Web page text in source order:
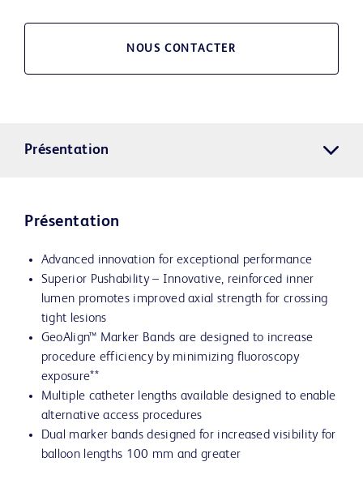
NOUS CONTACTER
Présentation
Présentation
Advanced innovation for exceptional performance
Superior Pushability – Innovative, reinforced inner
lumen promotes improved axial strength for crossing
tight lesions
GeoAlign™ Marker Bands are designed to increase
procedure efficiency by minimizing fluoroscopy
exposure**
Multiple catheter lengths available designed to enable
alternative access procedures
Dual marker bands designed for increased visibility for
balloon lengths 100 mm and greater